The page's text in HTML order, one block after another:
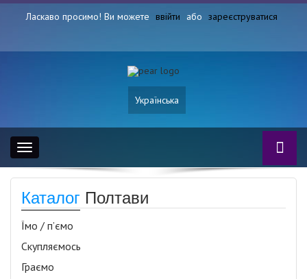
Ласкаво просимо! Ви можете ввійти або зареєструватися
Українська
Toggle
navigation
Каталог Полтави
Їмо / п’ємо
Скупляємось
Граємо